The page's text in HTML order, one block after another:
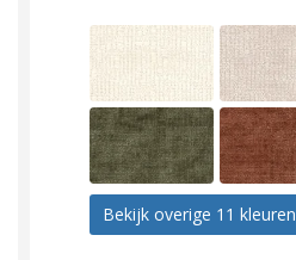
Bekijk overige 11 kleuren